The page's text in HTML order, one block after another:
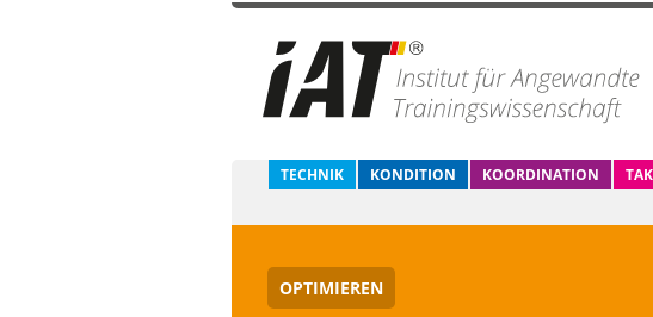
TECHNIK KONDITION KOORDINATION
OPTIMIEREN